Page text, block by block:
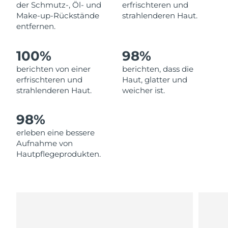
der Schmutz-, Öl- und
Make-up-Rückstände
entfernen.
erfrischteren und
strahlenderen Haut.
100%
berichten von einer
erfrischteren und
strahlenderen Haut.
98%
berichten, dass die
Haut, glatter und
weicher ist.
98%
erleben eine bessere
Aufnahme von
Hautpflegeprodukten.
Libanon
Erwartete Lieferung
09/08/2026
Luxemburg
Erwartete Lieferung
08/08/2026
Macau
Malaysia